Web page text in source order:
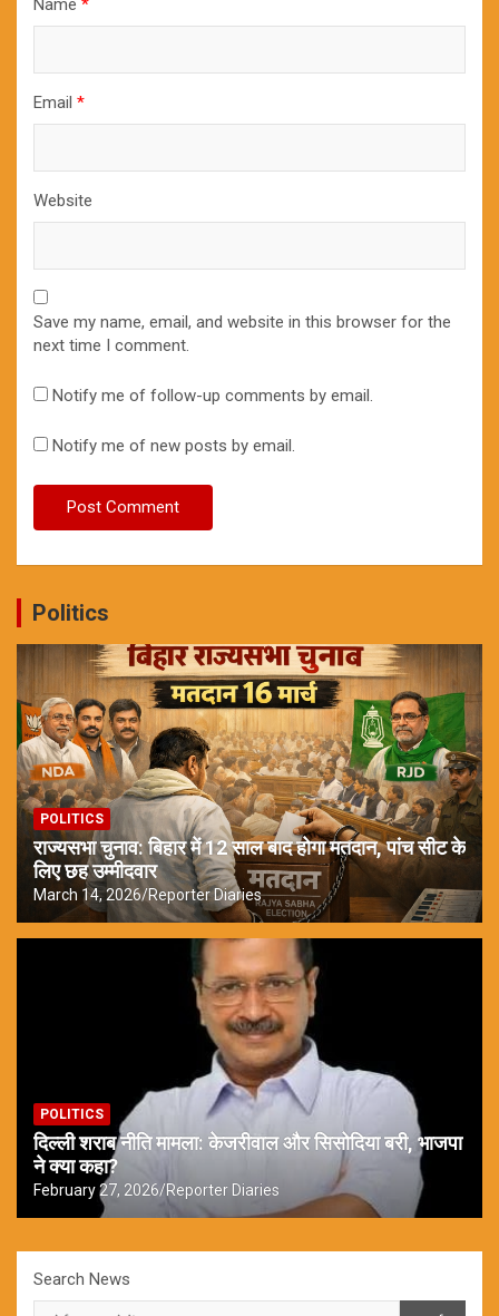
Email *
Website
Save my name, email, and website in this browser for the
next time I comment.
Notify me of follow-up comments by email.
Notify me of new posts by email.
Politics
POLITICS
राज्यसभा चुनाव: बिहार में 12 साल बाद होगा मतदान, पांच सीट के
लिए छह उम्मीदवार
March 14, 2026 Reporter Diaries
POLITICS
दिल्ली शराब नीति मामला: केजरीवाल और सिसोदिया बरी, भाजपा
ने क्या कहा?
February 27, 2026 Reporter Diaries
Search News